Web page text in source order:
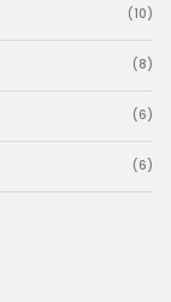
(10)
(8)
(6)
(6)